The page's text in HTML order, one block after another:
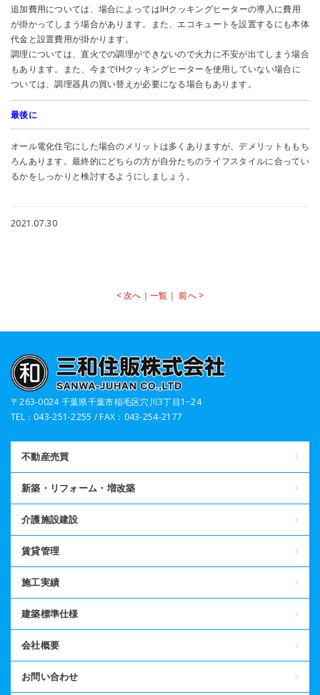
追加費用については、場合によってはIHクッキングヒーターの導入に費用
が掛かってしまう場合があります。また、エコキュートを設置するにも本体
代金と設置費用が掛かります。
調理については、直火での調理ができないので火力に不安が出てしまう場合
もあります。また、今までIHクッキングヒーターを使用していない場合に
ついては、調理器具の買い替えが必要になる場合もあります。
最後に
オール電化住宅にした場合のメリットは多くありますが、デメリットももち
ろんあります。最終的にどちらの方が自分たちのライフスタイルに合ってい
るかをしっかりと検討するようにしましょう。
2021.07.30
< 次へ ｜一覧 ｜前へ >
〒263-0024 千葉県千葉市稲毛区穴川3丁目1−24
TEL：043-251-2255 / FAX：043-254-2177
不動産売買
新築・リフォーム・増改築
介護施設建設
賃貸管理
施工実績
建築標準仕様
会社概要
お問い合わせ